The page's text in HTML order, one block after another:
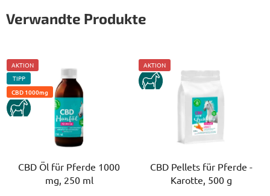
Verwandte Produkte
AKTION
TIPP
CBD 1000mg
KUN
CBD Öl für Pferde 1000
mg, 250 ml
AKTION
KUN
CBD Pellets für Pferde -
Karotte, 500 g